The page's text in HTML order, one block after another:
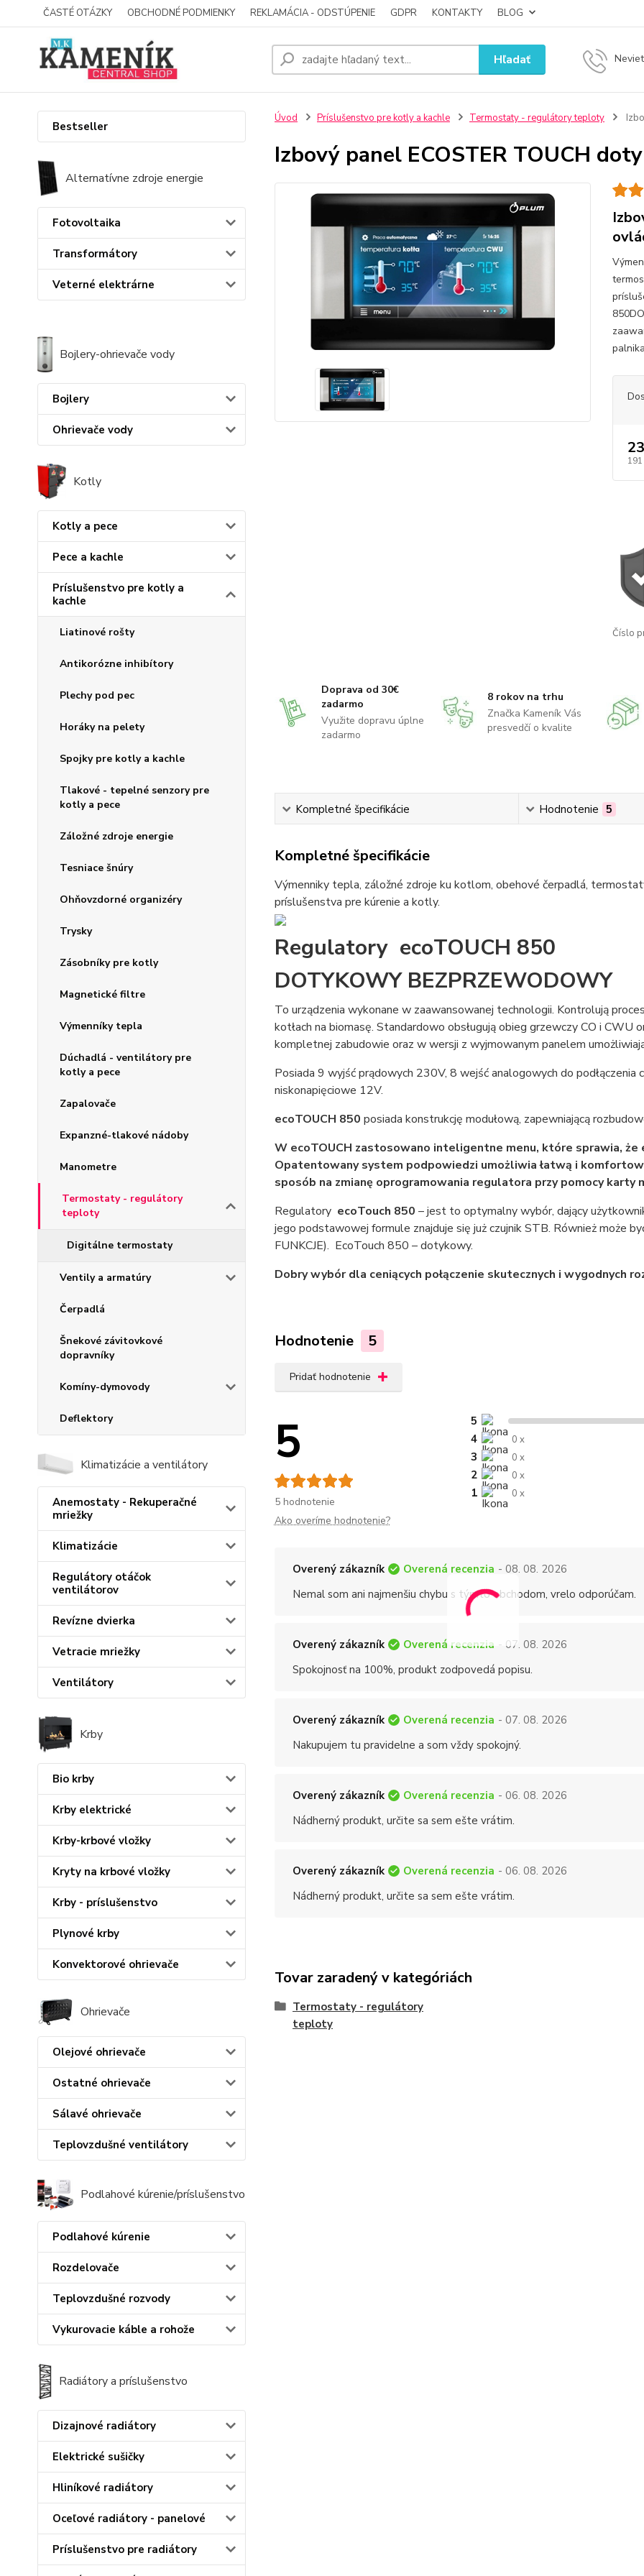
ČASTÉ OTÁZKY OBCHODNÉ PODMIENKY REKLAMÁCIA - ODSTÚPENIE GDPR KONTAKTY BLOG
Hľadať
Bestseller
Alternatívne zdroje energie
Fotovoltaika
Transformátory
Veterné elektrárne
Bojlery-ohrievače vody
Bojlery
Ohrievače vody
Kotly
Kotly a pece
Pece a kachle
Príslušenstvo pre kotly a
kachle
Liatinové rošty
Antikorózne inhibítory
Plechy pod pec
Horáky na pelety
Spojky pre kotly a kachle
Tlakové - tepelné senzory pre
kotly a pece
Záložné zdroje energie
Tesniace šnúry
Ohňovzdorné organizéry
Trysky
Zásobníky pre kotly
Magnetické filtre
Výmenníky tepla
Dúchadlá - ventilátory pre
kotly a pece
Zapalovače
Expanzné-tlakové nádoby
Manometre
Termostaty - regulátory
teploty
Digitálne termostaty
Ventily a armatúry
Čerpadlá
Šnekové závitovkové
dopravníky
Komíny-dymovody
Deflektory
Klimatizácie a ventilátory
Anemostaty - Rekuperačné
mriežky
Klimatizácie
Regulátory otáčok
ventilátorov
Revízne dvierka
Vetracie mriežky
Ventilátory
Krby
Bio krby
Krby elektrické
Krby-krbové vložky
Kryty na krbové vložky
Krby - príslušenstvo
Plynové krby
Konvektorové ohrievače
Ohrievače
Olejové ohrievače
Ostatné ohrievače
Sálavé ohrievače
Teplovzdušné ventilátory
Podlahové kúrenie/príslušenstvo
Podlahové kúrenie
Rozdelovače
Teplovzdušné rozvody
Vykurovacie káble a rohože
Radiátory a príslušenstvo
Dizajnové radiátory
Elektrické sušičky
Hliníkové radiátory
Oceľové radiátory - panelové
Príslušenstvo pre radiátory
Úvod Príslušenstvo pre kotly a kachle Termostaty - regulátory teploty
Izbový panel ECOSTER TOUCH
Číslo
Doprava od 30€
zadarmo
Využite dopravu úplne
zadarmo
8 rokov na trhu
Značka Kameník Vás
presvedčí o kvalite
Kompletné špecifikácie Hodnotenie 5
Kompletné špecifikácie
Výmenniky tepla, záložné zdroje ku kotlom, obehové čerpadlá,
príslušenstva pre kúrenie a kotly.
Regulatory ecoTOUCH 850
DOTYKOWY BEZPRZEWODOWY
To urządzenia wykonane w zaawansowanej technologii. Kontrolują
kotłach na biomasę. Standardowo obsługują obieg grzewczy CO i
kompletnej zabudowie oraz w wersji z wyjmowanym panelem
Posiada 9 wyjść prądowych 230V, 8 wejść analogowych do
niskonapięciowe 12V.
ecoTOUCH 850 posiada konstrukcję modułową, zapewniającą
W ecoTOUCH zastosowano inteligentne menu, które sprawia,
Opatentowany system podpowiedzi umożliwia łatwą i
sposób na zmianę oprogramowania regulatora przy pomocy karty
Regulatory ecoTouch 850 – jest to optymalny wybór, dający
jego podstawowej formule znajduje się już czujnik STB. Również może
FUNKCJE). EcoTouch 850 – dotykowy.
Dobry wybór dla ceniących połączenie skutecznych i wygodnych
Hodnotenie 5
Pridať hodnotenie
5
5 hodnotenie
5
4
0 x
3 0 x
2 0 x
1 0 x
Ako overíme hodnotenie?
Overený zákazník Overená recenzia - 08. 08. 2026
Nemal som ani najmenšiu chybu s týmto obchodom, vrelo odporúčam.
Overený zákazník Overená recenzia - 07. 08. 2026
Spokojnosť na 100%, produkt zodpovedá popisu.
Overený zákazník Overená recenzia - 07. 08. 2026
Nakupujem tu pravidelne a som vždy spokojný.
Overený zákazník Overená recenzia - 06. 08. 2026
Nádherný produkt, určite sa sem ešte vrátim.
Overený zákazník Overená recenzia - 06. 08. 2026
Nádherný produkt, určite sa sem ešte vrátim.
Tovar zaradený v kategóriách
Termostaty - regulátory
teploty